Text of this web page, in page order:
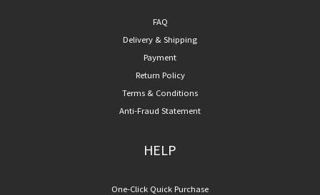
FAQ
Delivery & Shipping
Payment
Return Policy
Terms & Conditions
Anti-Fraud Statement
HELP
One-Click Quick Purchase